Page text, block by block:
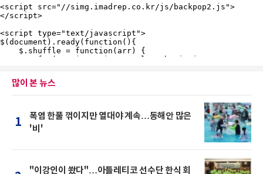
많이 본 뉴스
1
폭염 한풀 꺾이지만 열대야 계속…동해안 많은
'비'
"이강인이 쐈다"…아틀레티코 선수단 한식 회